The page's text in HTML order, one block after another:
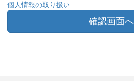
個人情報の取り扱い
確認画面へ